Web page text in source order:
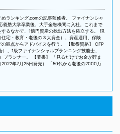
ランキング.comの記事監修者。 ファイナンシャ
義塾大学卒業後、大手金融機関に入社。これまで
るなかで、1憶円資産の捻出方法を確立する。 現
宅・教育・老後の３大資金）、資産運用、保険
の観点からアドバイスを行う。 【取得資格】 CFP
）、1級ファイナンシャルプランニング技能士、
プランナー。 【著書】 「見るだけでお金が貯ま
2022年7月25日発売） 「50代から老後の2000万